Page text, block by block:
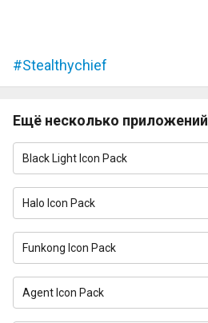
Stealthychief
Ещё несколько приложений
Black Light Icon Pack
Halo Icon Pack
Funkong Icon Pack
Agent Icon Pack